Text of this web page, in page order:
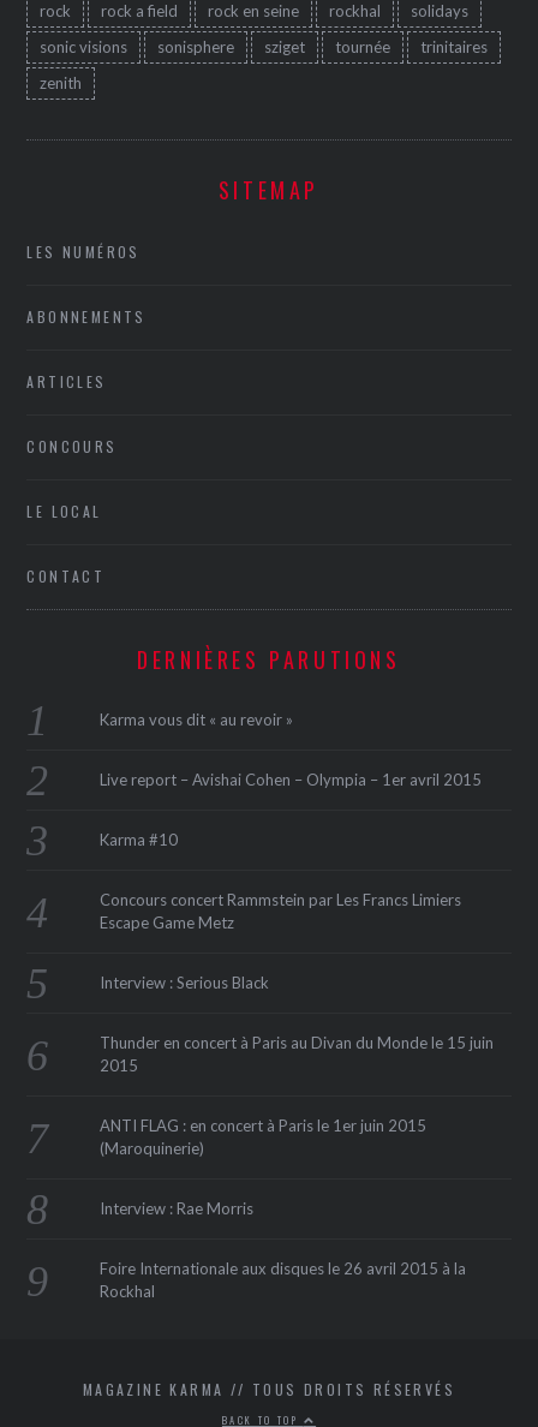
rock
rock a field rock en seine rockhal
solidays
sonic visions
sonisphere sziget tournée
trinitaires
zenith
SITEMAP
LES NUMÉROS
ABONNEMENTS
ARTICLES
CONCOURS
LE LOCAL
CONTACT
DERNIÈRES PARUTIONS
Karma vous dit « au revoir »
Live report – Avishai Cohen – Olympia – 1er avril 2015
Karma #10
Concours concert Rammstein par Les Francs Limiers
Escape Game Metz
Interview : Serious Black
Thunder en concert à Paris au Divan du Monde le 15 juin
2015
ANTI FLAG : en concert à Paris le 1er juin 2015
(Maroquinerie‏)
Interview : Rae Morris
Foire Internationale aux disques le 26 avril 2015 à la
Rockhal
MAGAZINE KARMA // TOUS DROITS RÉSERVÉS
BACK TO TOP